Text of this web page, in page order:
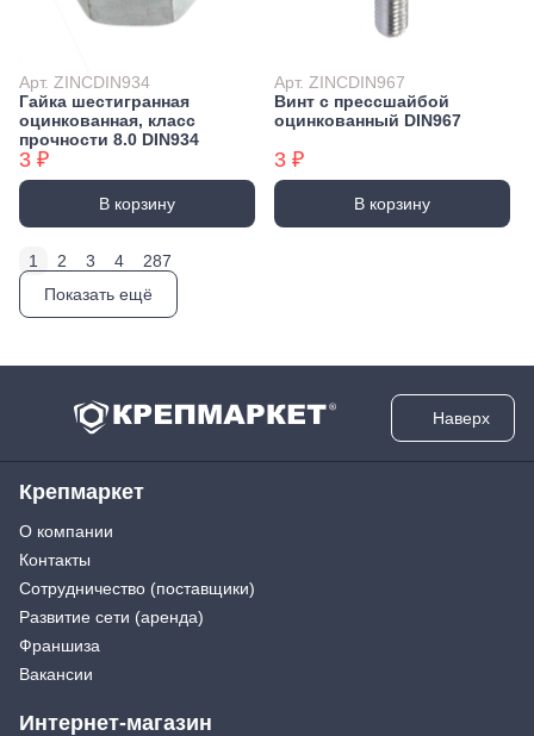
Арт. ZINCDIN934
Гайка шестигранная
оцинкованная, класс
прочности 8.0 DIN934
3 ₽
В корзину
Арт. ZINCDIN967
Винт с прессшайбой
оцинкованный DIN967
3 ₽
В корзину
1 2 3 4
287
Показать ещё
Наверх
Крепмаркет
О компании
Контакты
Сотрудничество (поставщики)
Развитие сети (аренда)
Франшиза
Вакансии
Интернет-магазин